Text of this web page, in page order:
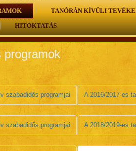
TANÓRÁN KÍVÜLI
HITOKTATÁS
programok
szabadidős programjai A 2016/2017-es
szabadidős programjai A 2018/2019-es